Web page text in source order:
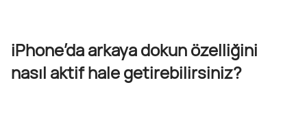
iPhone’da arkaya dokun özelliğini
nasıl aktif hale getirebilirsiniz?